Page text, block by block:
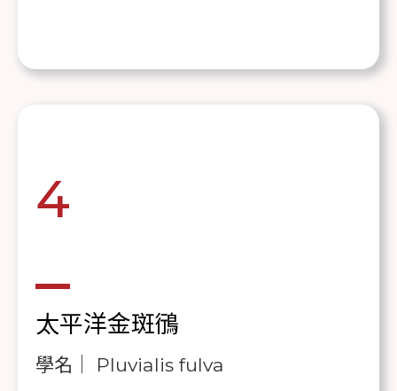
4
太平洋金斑鴴
學名｜ Pluvialis fulva